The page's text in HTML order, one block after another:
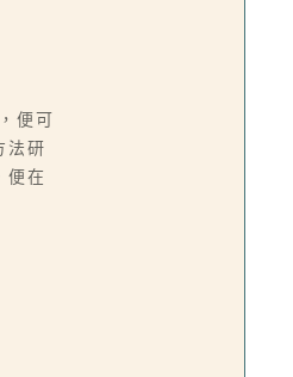
便可
法研
便在